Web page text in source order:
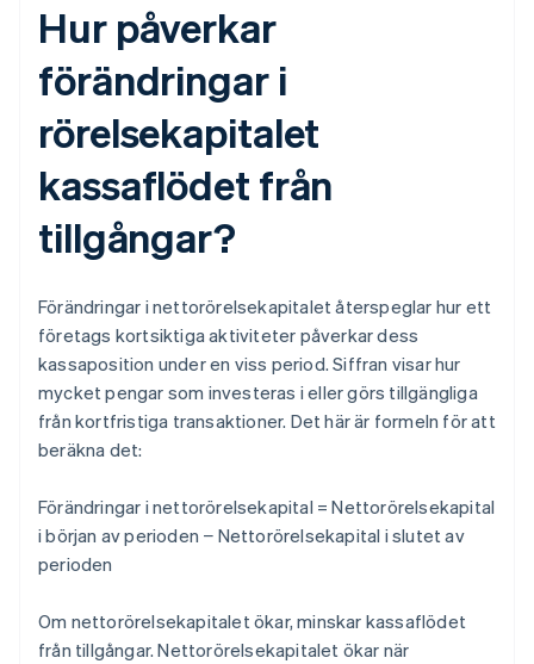
Hur påverkar
förändringar i
rörelsekapitalet
kassaflödet från
tillgångar?
Förändringar i nettorörelsekapitalet återspeglar hur ett
företags kortsiktiga aktiviteter påverkar dess
kassaposition under en viss period. Siffran visar hur
mycket pengar som investeras i eller görs tillgängliga
från kortfristiga transaktioner. Det här är formeln för att
beräkna det:
Förändringar i nettorörelsekapital = Nettorörelsekapital
i början av perioden − Nettorörelsekapital i slutet av
perioden
Om nettorörelsekapitalet ökar, minskar kassaflödet
från tillgångar. Nettorörelsekapitalet ökar när